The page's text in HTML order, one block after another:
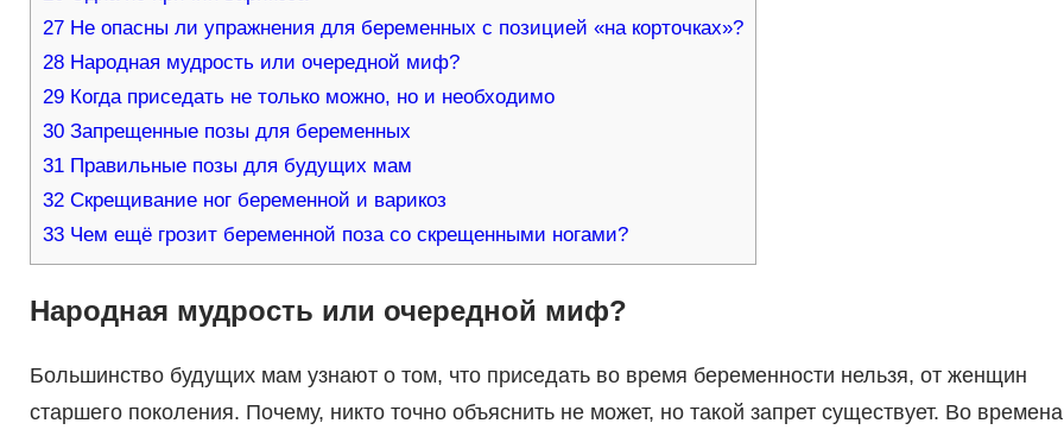
27Не опасны ли упражнения для беременных с позицией «на корточках»?
28Народная мудрость или очередной миф?
29Когда приседать не только можно, но и необходимо
30Запрещенные позы для беременных
31Правильные позы для будущих мам
32Скрещивание ног беременной и варикоз
33Чем ещё грозит беременной поза со скрещенными ногами?
Народная мудрость или очередной миф?
Большинство будущих мам узнают о том, что приседать во время беременности нельзя, от женщин
старшего поколения. Почему, никто точно объяснить не может, но такой запрет существует. Во времена